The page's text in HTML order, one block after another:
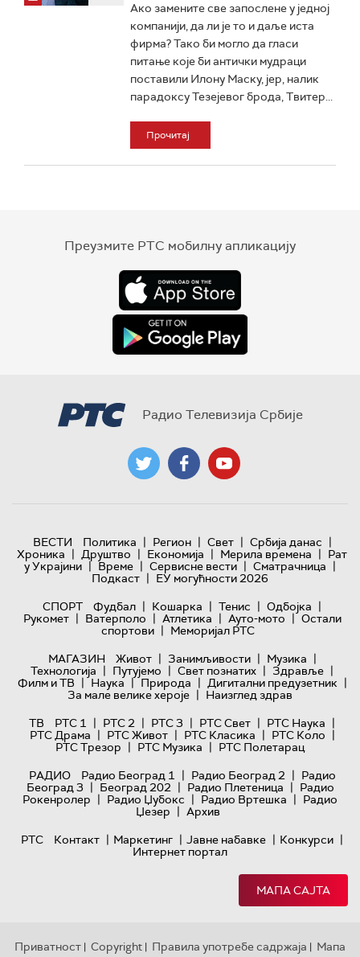
Ако замените све запослене у једној
компанији, да ли је то и даље иста
фирма? Тако би могло да гласи
питање које би антички мудраци
поставили Илону Маску, јер, налик
парадоксу Тезејевог брода, Твитер...
Прочитај
Преузмите РТС мобилну апликацију
Радио Телевизија Србије
ВЕСТИ Политика | Регион | Свет | Србија данас |
Хроника | Друштво | Економија | Мерила времена | Рат
у Украјини | Време | Сервисне вести | Сматрачница |
Подкаст | ЕУ могућности 2026
СПОРТ
Фудбал | Кошарка | Тенис | Одбојка |
Рукомет | Ватерполо | Атлетика | Ауто-мото | Остали
спортови | Меморијал РТС
МАГАЗИН
Живот | Занимљивости | Музика |
Технологијa | Путујемо | Свет познатих | Здравље |
Филм и ТВ | Наука | Природа | Дигитални предузетник |
За мале велике хероје | Наизглед здрав
ТВ
РТС 1 | РТС 2 | РТС 3 | РТС Свет | РТС Наука |
РТС Драма | РТС Живот | РТС Класика | РТС Коло |
РТС Трезор | РТС Музика | РТС Полетарац
РАДИО
Радио Београд 1 | Радио Београд 2 | Радио
Београд 3 | Београд 202 | Радио Плетеница | Радио
Рокенролер | Радио Џубокс | Радио Вртешка | Радио
Џезер | Архив
РТС
Контакт | Маркетинг | Јавне набавке | Конкурси |
Интернет портал
МАПА САЈТА
Приватност | Copyright | Правила употребе садржаја | Мапа